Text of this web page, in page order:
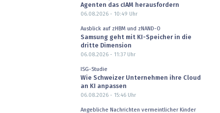
Agenten das cIAM herausfordern
06.08.2026 - 10:49 Uhr
Ausblick auf zHBM und zNAND-O
Samsung geht mit KI-Speicher in die
dritte Dimension
06.08.2026 - 11:37Uhr
ISG-Studie
Wie Schweizer Unternehmen ihre Cloud
an KI anpassen
06.08.2026 - 15:46Uhr
Angebliche Nachrichten vermeintlicher Kinder